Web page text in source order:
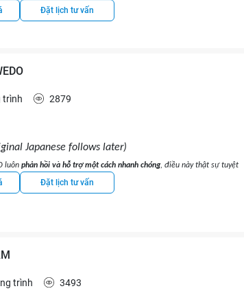
イムリーに対応頂けました。
Đặt lịch tư vấn
trình 2879
Japanese follows later)
luôn phản hồi và hỗ trợ một cách nhanh chóng, điều này thật sự tuyệt
vấn đề do cách lắp đặt, mặc dù không phải trách nhiệm của WEDO,
tự, kết cấu của công trình bị ảnh hưởng do nguyên nhân dột nước,
người từng làm ở tổng thầu xây dựng và trực tiếp quan sát công
thể phát sinh ở một doanh nghiệp Việt Nam.
ở Nhật, tôi đặc biệt chú ý các điểm sau:
Đặt lịch tư vấn
trình 3493